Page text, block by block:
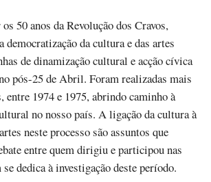
50 anos da Revolução dos Cravos,
democratização da cultura e das artes
de dinamização cultural e acção cívica
pós-25 de Abril. Foram realizadas mais
entre 1974 e 1975, abrindo caminho à
no nosso país. A ligação da cultura à
neste processo são assuntos que
entre quem dirigiu e participou nas
se dedica à investigação deste período.